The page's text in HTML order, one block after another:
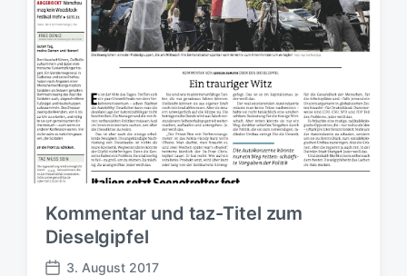
t
u
m
Kommentar und taz-Titel zum
Dieselgipfel
3. August 2017